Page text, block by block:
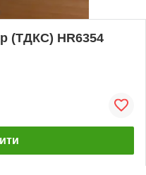
(ТДКС) HR6354